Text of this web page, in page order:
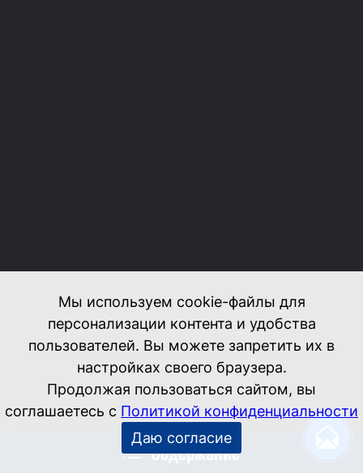
Содержание